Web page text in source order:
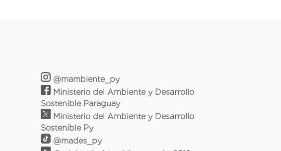
@mambiente_py
Ministerio del Ambiente y Desarrollo
Sostenible Paraguay
Ministerio del Ambiente y Desarrollo
Sostenible Py
@mades_py